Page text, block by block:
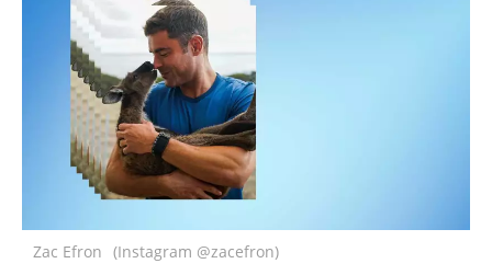
Zac Efron (Instagram @zacefron)